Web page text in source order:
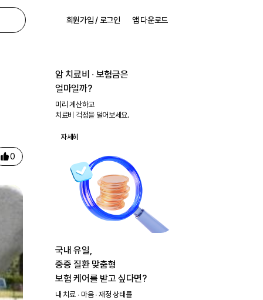
회원가입 / 로그인 앱 다운로드
0
암 치료비 ∙ 보험금은
얼마일까?
미리 계산하고
치료비 걱정을 덜어보세요.
자세히
국내 유일,
중증 질환 맞춤형
보험 케어를 받고 싶다면?
내 치료 ∙ 마음 ∙ 재정 상태를